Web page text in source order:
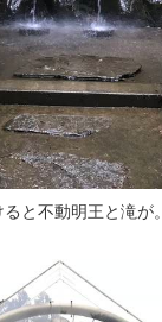
と不動明王と滝が。